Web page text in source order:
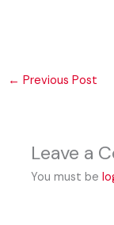
← Previous Post
Leave a
You must be